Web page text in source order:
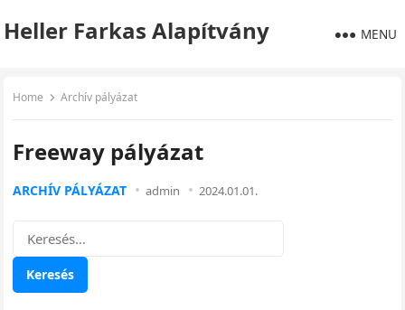
Heller Farkas Alapítvány MENU
Home Archív pályázat
Freeway pályázat
ARCHÍV PÁLYÁZAT admin 2024.01.01.